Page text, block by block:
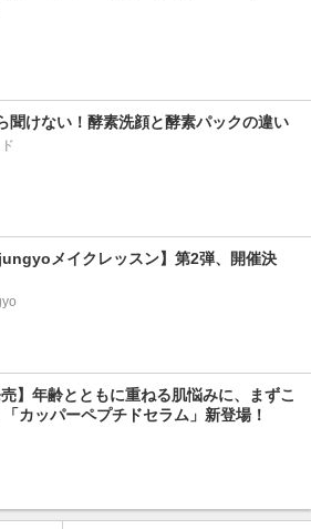
聞けない！酵素洗顔と酵素パックの違い
メイクレッスン】第2弾、開催決
売】年齢とともに重ねる肌悩みに、まずこ
カッパーペプチドセラム」新登場！